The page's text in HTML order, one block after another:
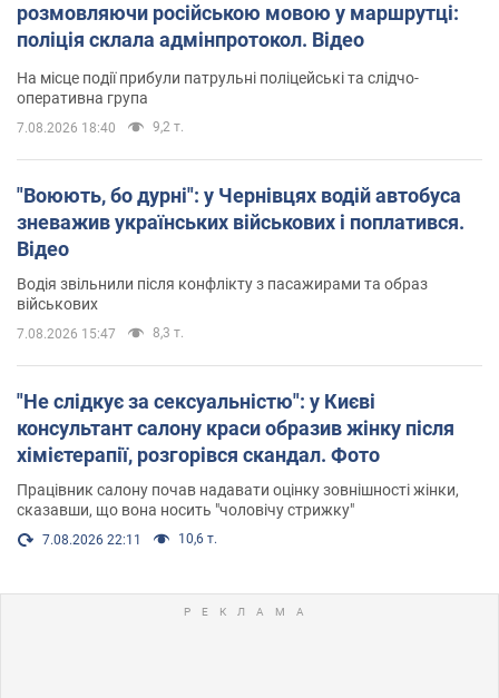
розмовляючи російською мовою у маршрутці:
поліція склала адмінпротокол. Відео
На місце події прибули патрульні поліцейські та слідчо-
оперативна група
7.08.2026 18:40 9,2 т.
"Воюють, бо дурні": у Чернівцях водій автобуса
зневажив українських військових і поплатився.
Відео
Водія звільнили після конфлікту з пасажирами та образ
військових
7.08.2026 15:47 8,3 т.
"Не слідкує за сексуальністю": у Києві
консультант салону краси образив жінку після
хімієтерапії, розгорівся скандал. Фото
Працівник салону почав надавати оцінку зовнішності жінки,
сказавши, що вона носить "чоловічу стрижку"
7.08.2026 22:11 10,6 т.